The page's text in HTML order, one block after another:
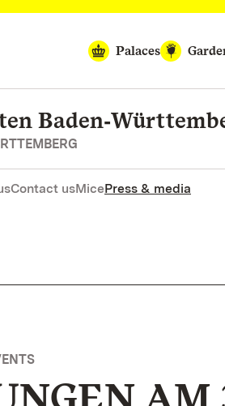
Palaces
Contact usMicePress & media